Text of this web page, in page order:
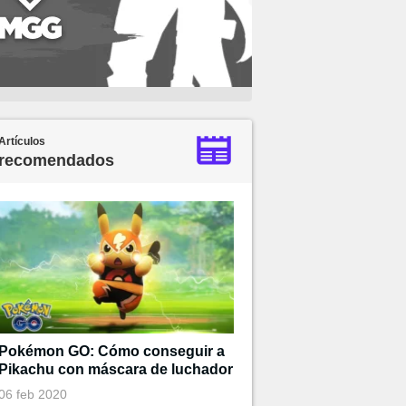
GO: Cómo conseguir a
con máscara de luchador
feb 2020